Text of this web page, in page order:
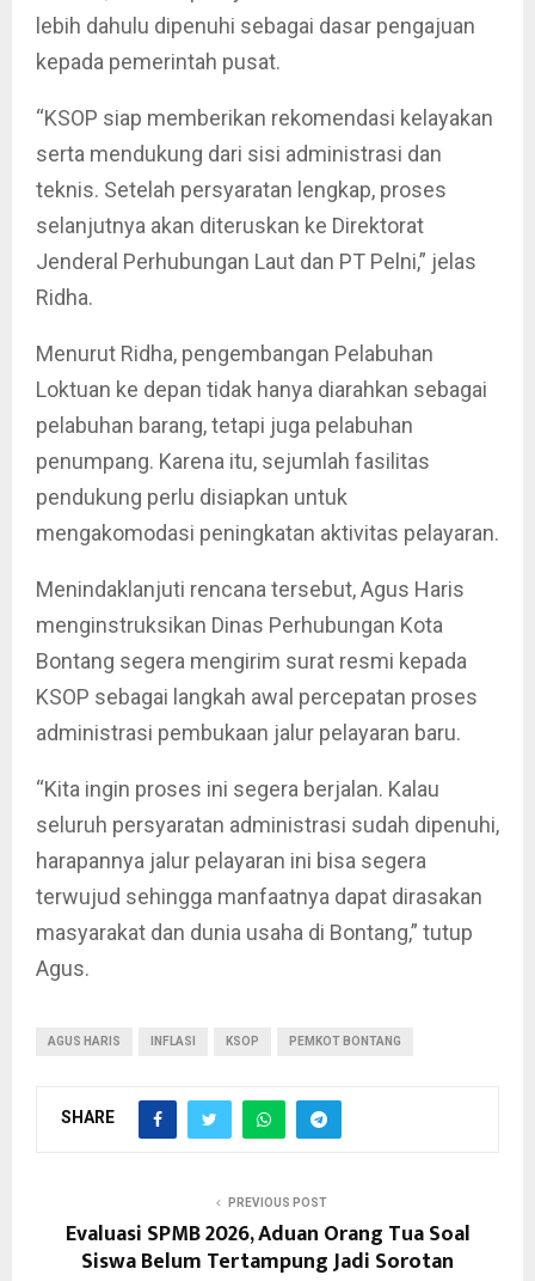
lebih dahulu dipenuhi sebagai dasar pengajuan
kepada pemerintah pusat.
“KSOP siap memberikan rekomendasi kelayakan
serta mendukung dari sisi administrasi dan
teknis. Setelah persyaratan lengkap, proses
selanjutnya akan diteruskan ke Direktorat
Jenderal Perhubungan Laut dan PT Pelni,” jelas
Ridha.
Menurut Ridha, pengembangan Pelabuhan
Loktuan ke depan tidak hanya diarahkan sebagai
pelabuhan barang, tetapi juga pelabuhan
penumpang. Karena itu, sejumlah fasilitas
pendukung perlu disiapkan untuk
mengakomodasi peningkatan aktivitas pelayaran.
Menindaklanjuti rencana tersebut, Agus Haris
menginstruksikan Dinas Perhubungan Kota
Bontang segera mengirim surat resmi kepada
KSOP sebagai langkah awal percepatan proses
administrasi pembukaan jalur pelayaran baru.
“Kita ingin proses ini segera berjalan. Kalau
seluruh persyaratan administrasi sudah dipenuhi,
harapannya jalur pelayaran ini bisa segera
terwujud sehingga manfaatnya dapat dirasakan
masyarakat dan dunia usaha di Bontang,” tutup
Agus.
AGUS HARIS INFLASI KSOP PEMKOT BONTANG
SHARE
PREVIOUS POST
Evaluasi SPMB 2026, Aduan Orang Tua Soal
Siswa Belum Tertampung Jadi Sorotan